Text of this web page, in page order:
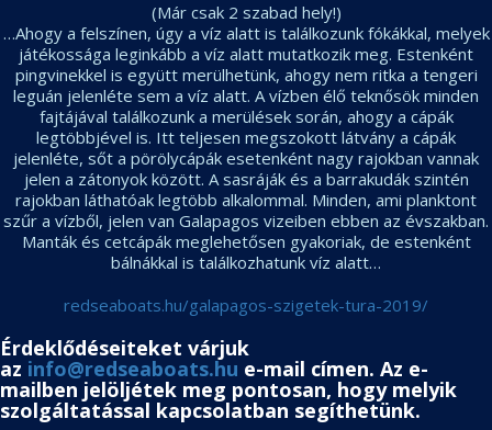
(Már csak 2 szabad hely!)
…Ahogy a felszínen, úgy a víz alatt is találkozunk fókákkal, melyek
játékossága leginkább a víz alatt mutatkozik meg. Estenként
pingvinekkel is együtt merülhetünk, ahogy nem ritka a tengeri
leguán jelenléte sem a víz alatt. A vízben élő teknősök minden
fajtájával találkozunk a merülések során, ahogy a cápák
legtöbbjével is. Itt teljesen megszokott látvány a cápák
jelenléte, sőt a pörölycápák esetenként nagy rajokban vannak
jelen a zátonyok között. A sasráják és a barrakudák szintén
rajokban láthatóak legtöbb alkalommal. Minden, ami planktont
szűr a vízből, jelen van Galapagos vizeiben ebben az évszakban.
Manták és cetcápák meglehetősen gyakoriak, de estenként
bálnákkal is találkozhatunk víz alatt…
redseaboats.hu/galapagos-szigetek-tura-2019/
Érdeklődéseiteket várjuk
az info@redseaboats.hu e-mail címen. Az e-
mailben jelöljétek meg pontosan, hogy melyik
szolgáltatással kapcsolatban segíthetünk.